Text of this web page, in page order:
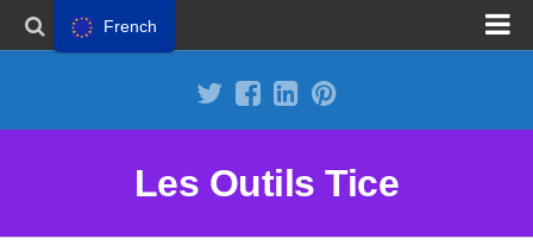
Les Outils Tice
French